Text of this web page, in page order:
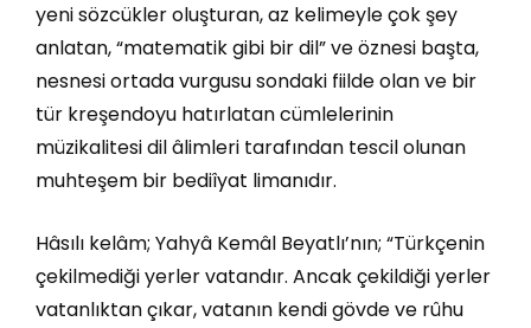
yeni sözcükler oluşturan, az kelimeyle çok şey
anlatan, “matematik gibi bir dil” ve öznesi başta,
nesnesi ortada vurgusu sondaki fiilde olan ve bir
tür kreşendoyu hatırlatan cümlelerinin
müzikalitesi dil âlimleri tarafından tescil olunan
muhteşem bir bediîyat limanıdır.
Hâsılı kelâm; Yahyâ Kemâl Beyatlı’nın; “Türkçenin
çekilmediği yerler vatandır. Ancak çekildiği yerler
vatanlıktan çıkar, vatanın kendi gövde ve rûhu